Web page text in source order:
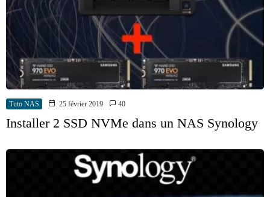
Tuto NAS 25 février 2019 40
Installer 2 SSD NVMe dans un NAS Synology